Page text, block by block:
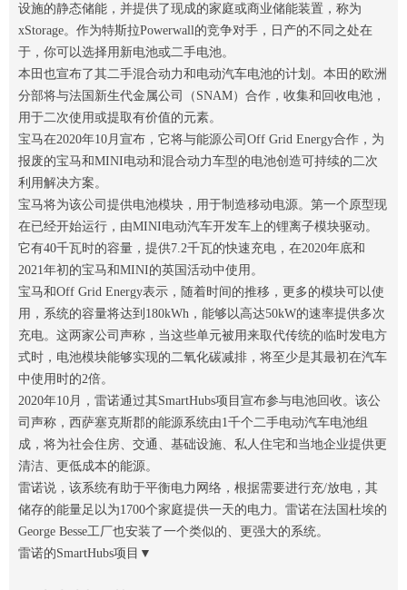
设施的静态储能，并提供了现成的家庭或商业储能装置，称为
xStorage。作为特斯拉Powerwall的竞争对手，日产的不同之处在
于，你可以选择用新电池或二手电池。
本田也宣布了其二手混合动力和电动汽车电池的计划。本田的欧洲
分部将与法国新生代金属公司（SNAM）合作，收集和回收电池，
用于二次使用或提取有价值的元素。
宝马在2020年10月宣布，它将与能源公司Off Grid Energy合作，为
报废的宝马和MINI电动和混合动力车型的电池创造可持续的二次
利用解决方案。
宝马将为该公司提供电池模块，用于制造移动电源。第一个原型现
在已经开始运行，由MINI电动汽车开发车上的锂离子模块驱动。
它有40千瓦时的容量，提供7.2千瓦的快速充电，在2020年底和
2021年初的宝马和MINI的英国活动中使用。
宝马和Off Grid Energy表示，随着时间的推移，更多的模块可以使
用，系统的容量将达到180kWh，能够以高达50kW的速率提供多次
充电。这两家公司声称，当这些单元被用来取代传统的临时发电方
式时，电池模块能够实现的二氧化碳减排，将至少是其最初在汽车
中使用时的2倍。
2020年10月，雷诺通过其SmartHubs项目宣布参与电池回收。该公
司声称，西萨塞克斯郡的能源系统由1千个二手电动汽车电池组
成，将为社会住房、交通、基础设施、私人住宅和当地企业提供更
清洁、更低成本的能源。
雷诺说，该系统有助于平衡电力网络，根据需要进行充/放电，其
储存的能量足以为1700个家庭提供一天的电力。雷诺在法国杜埃的
George Besse工厂也安装了一个类似的、更强大的系统。
雷诺的SmartHubs项目▼